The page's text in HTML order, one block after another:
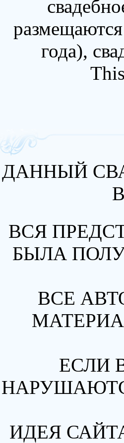
года),
ДАННЫЙ
ВСЯ
БЫЛА
ВСЕ
ЕСЛИ
ИДЕЯ